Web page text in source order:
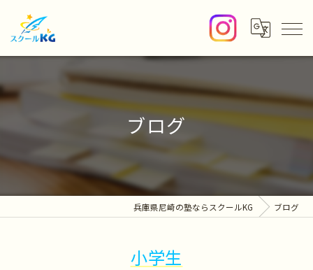
ブログ
兵庫県尼崎の塾ならスクールKG ブログ
小学生